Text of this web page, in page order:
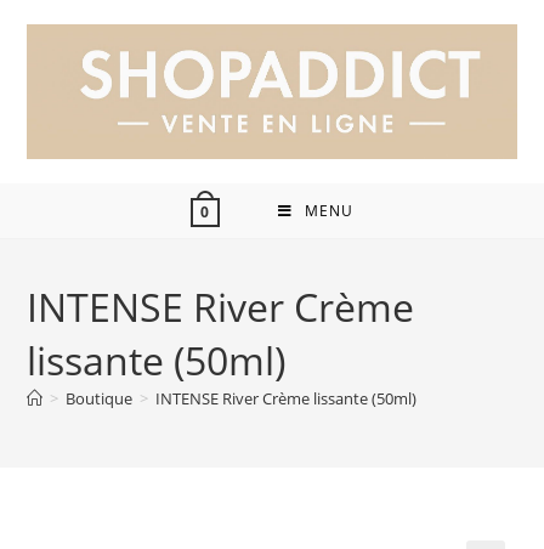
0 MENU
INTENSE River Crème
lissante (50ml)
> Boutique > INTENSE River Crème lissante (50ml)